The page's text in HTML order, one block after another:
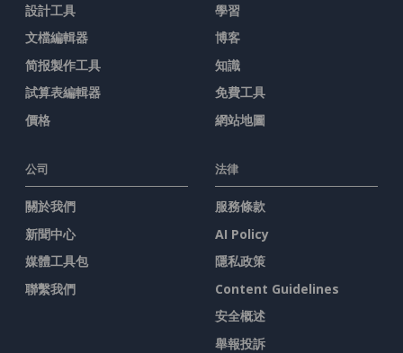
設計工具
文檔編輯器
简报製作工具
試算表編輯器
價格
學習
博客
知識
免費工具
網站地圖
公司
關於我們
新聞中心
媒體工具包
聯繫我們
法律
服務條款
AI Policy
隱私政策
Content Guidelines
安全概述
舉報投訴